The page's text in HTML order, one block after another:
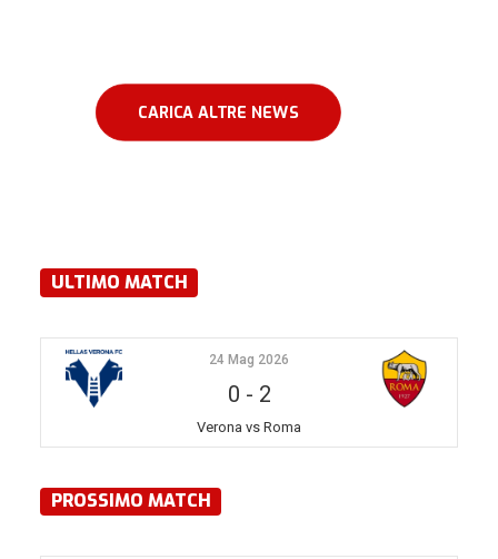
CARICA ALTRE NEWS
ULTIMO MATCH
24 Mag 2026
0 - 2
Verona vs Roma
PROSSIMO MATCH